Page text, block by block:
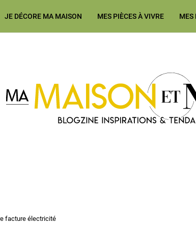
JE DÉCORE MA MAISON MES PIÈCES À VIVRE MES
Ma Maison et
facture électricité